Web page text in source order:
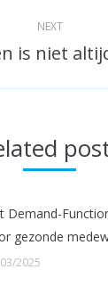
NEXT
Next
is niet
Demand-
gezonde
2025